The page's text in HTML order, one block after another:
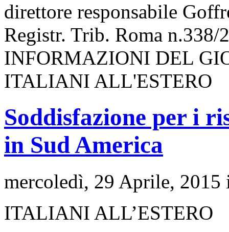
direttore responsabile
Registr. Trib. Roma n.338/
INFORMAZIONI DEL
ITALIANI ALL'ESTERO
Soddisfazione per i
in Sud America
mercoledì, 29 Aprile,
ITALIANI ALL’ESTERO